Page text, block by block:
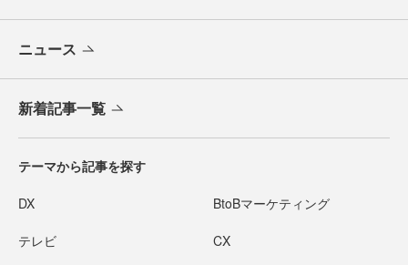
ニュース
新着記事一覧
テーマから記事を探す
DX BtoBマーケティング
テレビ CX